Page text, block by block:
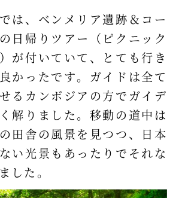
は、ベンメリア遺跡＆コー
日帰りツアー（ピクニック
が付いていて、とても行き
かったです。ガイドは全て
るカンボジアの方でガイデ
解りました。移動の道中は
田舎の風景を見つつ、日本
い光景もあったりでそれな
した。